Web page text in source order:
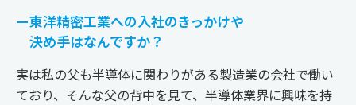
ー東洋精密工業への入社のきっかけや
決め手はなんですか？
実は私の父も半導体に関わりがある製造業の会社で働い
ており、そんな父の背中を見て、半導体業界に興味を持